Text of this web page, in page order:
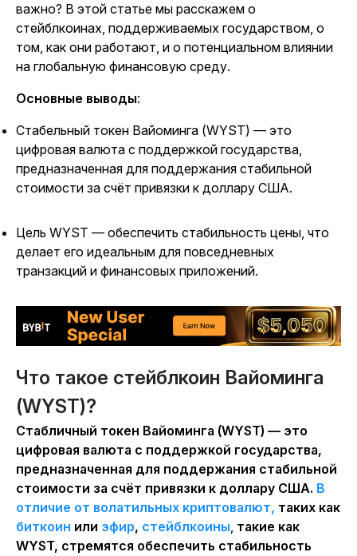
важно? В этой статье мы расскажем о
стейблкоинах, поддерживаемых государством, о
том, как они работают, и о потенциальном влиянии
на глобальную финансовую среду.
Основные выводы:
Стабельный токен Вайоминга (WYST) — это
цифровая валюта с поддержкой государства,
предназначенная для поддержания стабильной
стоимости за счёт привязки к доллару США.
Цель WYST — обеспечить стабильность цены, что
делает его идеальным для повседневных
транзакций и финансовых приложений.
Что такое стейблкоин Вайоминга
(WYST)?
Стабличный токен Вайоминга (WYST) — это
цифровая валюта с поддержкой государства,
предназначенная для поддержания стабильной
стоимости за счёт привязки к доллару США. В
отличие от волатильных криптовалют, таких как
биткоин или эфир, стейблкоины, такие как
WYST, стремятся обеспечить стабильность